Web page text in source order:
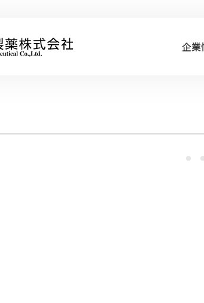
阿蘇製薬株式会社
企業